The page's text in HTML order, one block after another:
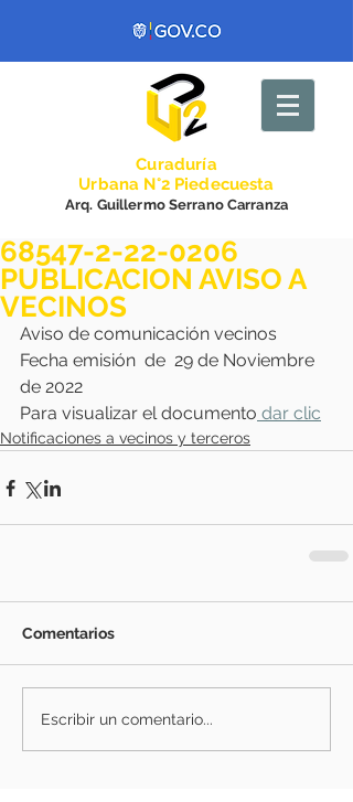
Curaduría
Urbana N°2 Piedecuesta
Arq. Guillermo Serrano Carranza
68547-2-22-0206
PUBLICACION AVISO A
VECINOS
Aviso de comunicación vecinos
Fecha emisión  de  29 de Noviembre
de 2022
Para visualizar el documento dar clic
Notificaciones a vecinos y terceros
Comentarios
Escribir un comentario...